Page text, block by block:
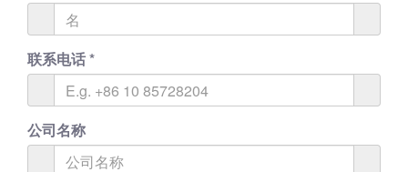
联系电话*
公司名称